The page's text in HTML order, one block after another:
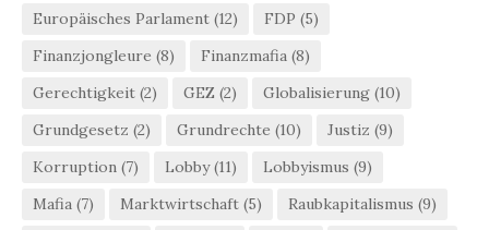
Europäisches Parlament (12) FDP (5)
Finanzjongleure (8) Finanzmafia (8)
Gerechtigkeit (2) GEZ (2) Globalisierung (10)
Grundgesetz (2) Grundrechte (10) Justiz (9)
Korruption (7) Lobby(11) Lobbyismus (9)
Mafia (7) Marktwirtschaft (5) Raubkapitalismus (9)